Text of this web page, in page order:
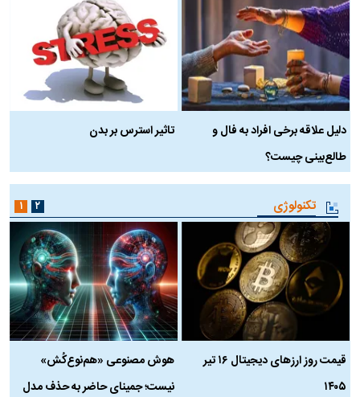
دلیل علاقه برخی افراد به فال و
طالع‌بینی چیست؟
تاثیر استرس بر بدن
تکنولوژی
قیمت روز ارز‌های دیجیتال ۱۶ تیر
۱۴۰۵
هوش مصنوعی «هم‌نوع‌کُش»
نیست؛ جمینای حاضر به حذف مدل
۱ ۲